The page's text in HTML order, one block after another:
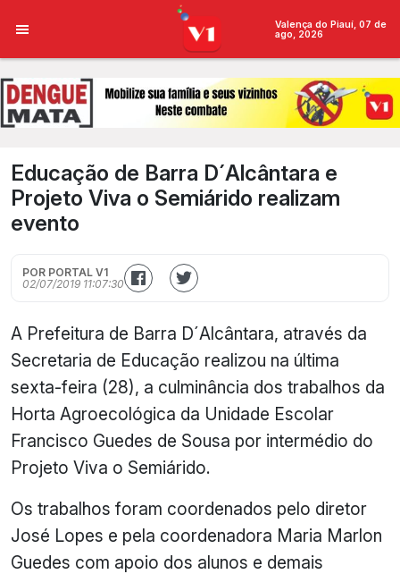
Valença do Piauí, 07 de
ago, 2026
Educação de Barra D´Alcântara e
Projeto Viva o Semiárido realizam
evento
POR PORTAL V1
02/07/2019 11:07:30
A Prefeitura de Barra D´Alcântara, através da
Secretaria de Educação realizou na última
sexta-feira (28), a culminância dos trabalhos da
Horta Agroecológica da Unidade Escolar
Francisco Guedes de Sousa por intermédio do
Projeto Viva o Semiárido.
Os trabalhos foram coordenados pelo diretor
José Lopes e pela coordenadora Maria Marlon
Guedes com apoio dos alunos e demais